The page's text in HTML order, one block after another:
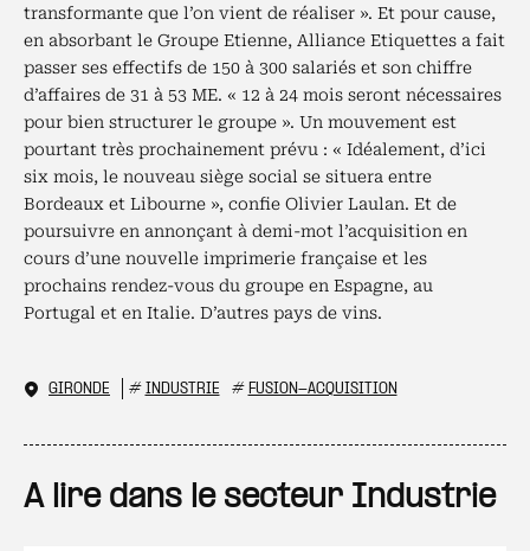
transformante que l’on vient de réaliser ». Et pour cause,
en absorbant le Groupe Etienne, Alliance Etiquettes a fait
passer ses effectifs de 150 à 300 salariés et son chiffre
d’affaires de 31 à 53 ME. « 12 à 24 mois seront nécessaires
pour bien structurer le groupe ». Un mouvement est
pourtant très prochainement prévu : « Idéalement, d’ici
six mois, le nouveau siège social se situera entre
Bordeaux et Libourne », confie Olivier Laulan. Et de
poursuivre en annonçant à demi-mot l’acquisition en
cours d’une nouvelle imprimerie française et les
prochains rendez-vous du groupe en Espagne, au
Portugal et en Italie. D’autres pays de vins.
GIRONDE # INDUSTRIE # FUSION-ACQUISITION
A lire dans le secteur Industrie